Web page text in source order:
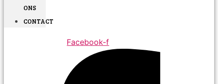
ONS
CONTACT
Facebook-f